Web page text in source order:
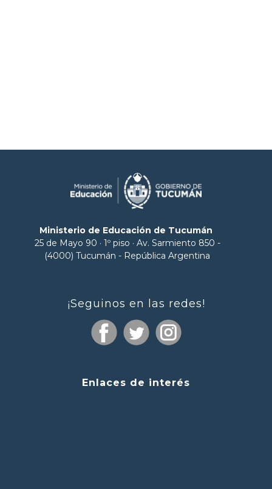
Ministerio de Educación de Tucumán
25 de Mayo 90 · 1º piso · Av. Sarmiento 850 -
(4000) Tucumán - República Argentina
¡Seguinos en las redes!
Enlaces de interés